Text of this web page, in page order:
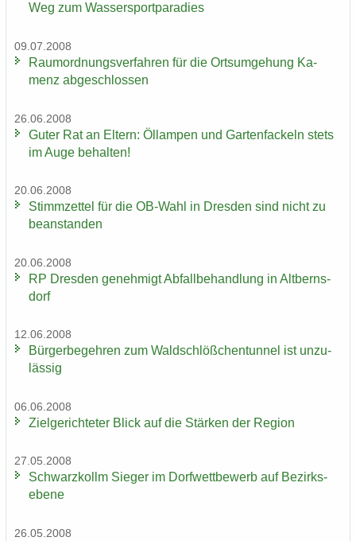
Weg zum Was­ser­sport­pa­ra­dies
09.07.2008
Raum­ord­nungs­ver­fah­ren für die Orts­um­ge­hung Ka­
menz ab­ge­schlos­sen
26.06.2008
Guter Rat an El­tern: Öl­lam­pen und Gar­ten­fa­ckeln stets
im Auge be­hal­ten!
20.06.2008
Stimm­zet­tel für die OB-​Wahl in Dres­den sind nicht zu
be­an­stan­den
20.06.2008
RP Dres­den ge­neh­migt Ab­fall­be­hand­lung in Alt­berns­
dorf
12.06.2008
Bür­ger­be­geh­ren zum Wald­schlöß­chen­tun­nel ist un­zu­
läs­sig
06.06.2008
Ziel­ge­rich­te­ter Blick auf die Stär­ken der Re­gi­on
27.05.2008
Schwarz­kollm Sie­ger im Dorf­wett­be­werb auf Be­zirks­
ebe­ne
26.05.2008